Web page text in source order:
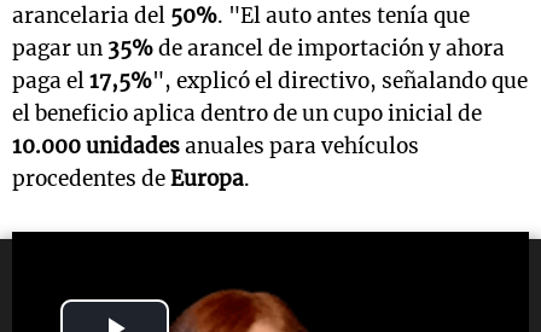
arancelaria del 50%. "El auto antes tenía que
pagar un 35%de arancel de importación y ahora
paga el17,5%", explicó el directivo, señalando que
el beneficio aplica dentro de un cupo inicial de
10.000 unidadesanuales para vehículos
procedentes deEuropa.